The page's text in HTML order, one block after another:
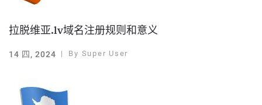
拉脱维亚.lv域名注册规则和意义
14 四, 2024 By Super User